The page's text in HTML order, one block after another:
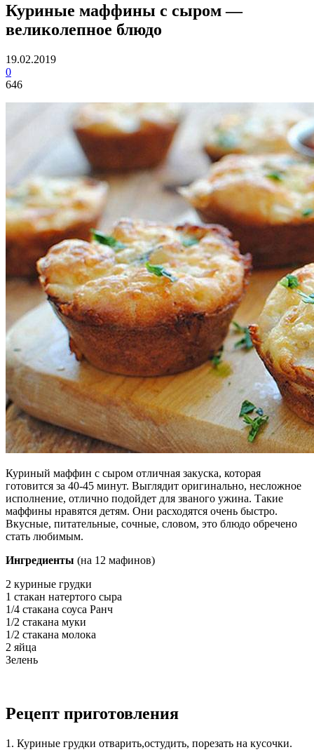
Куриные маффины с сыром —
великолепное блюдо
19.02.2019
0
646
Куриный маффин с сыром отличная закуска, которая
готовится за 40-45 минут. Выглядит оригинально, несложное
исполнение, отлично подойдет для званого ужина. Такие
маффины нравятся детям. Они расходятся очень быстро.
Вкусные, питательные, сочные, словом, это блюдо обречено
стать любимым.
Ингредиенты (на 12 мафинов)
2 куриные грудки
1 стакан натертого сыра
1/4 стакана соуса Ранч
1/2 стакана муки
1/2 стакана молока
2 яйца
Зелень
Рецепт приготовления
1. Куриные грудки отварить,остудить, порезать на кусочки.